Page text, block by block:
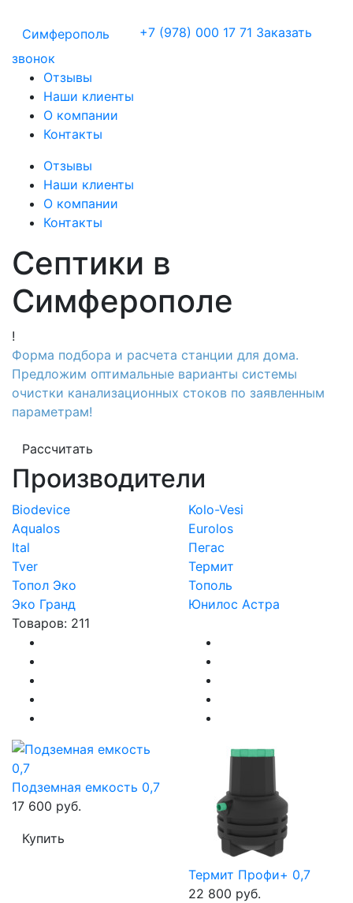
Симферополь +7 (978) 000 17 71 Заказать
звонок
Отзывы
Наши клиенты
О компании
Контакты
Отзывы
Наши клиенты
О компании
Контакты
Септики в
Симферополе
!
Форма подбора и расчета станции для дома.
Предложим оптимальные варианты системы
очистки канализационных стоков по заявленным
параметрам!
Рассчитать
Производители
Biodevice
Kolo-Vesi
Aqualos
Eurolos
Ital
Пегас
Tver
Термит
Топол Эко
Тополь
Эко Гранд
Юнилос Астра
Товаров: 211
Подземная емкость 0,7
17 600 руб.
Купить
Термит Профи+ 0,7
22 800 руб.